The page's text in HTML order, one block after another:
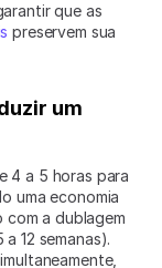
preservem sua
um
4 a 5 horas para
uma economia
a dublagem
12 semanas).